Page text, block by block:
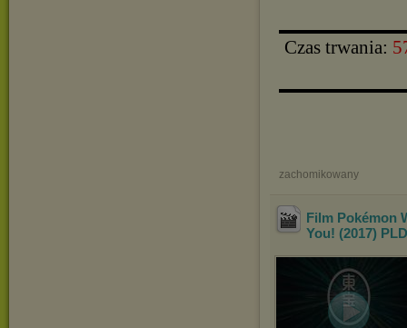
Czas trwania:
zachomikowany
Film Pokémon
You! (2017)